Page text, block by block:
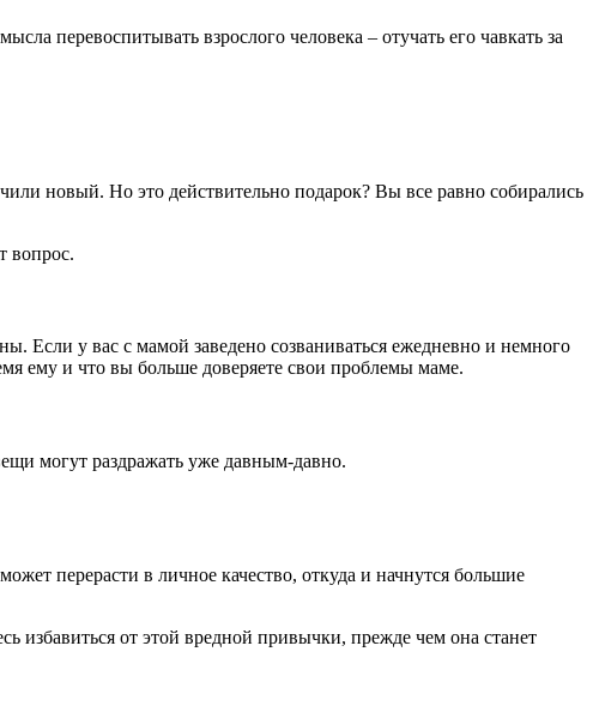
перевоспитывать взрослого человека – отучать его чавкать за
новый. Но это действительно подарок? Вы все равно собирались
вопрос.
Если у вас с мамой заведено созваниваться ежедневно и немного
ему и что вы больше доверяете свои проблемы маме.
могут раздражать уже давным-давно.
перерасти в личное качество, откуда и начнутся большие
избавиться от этой вредной привычки, прежде чем она станет